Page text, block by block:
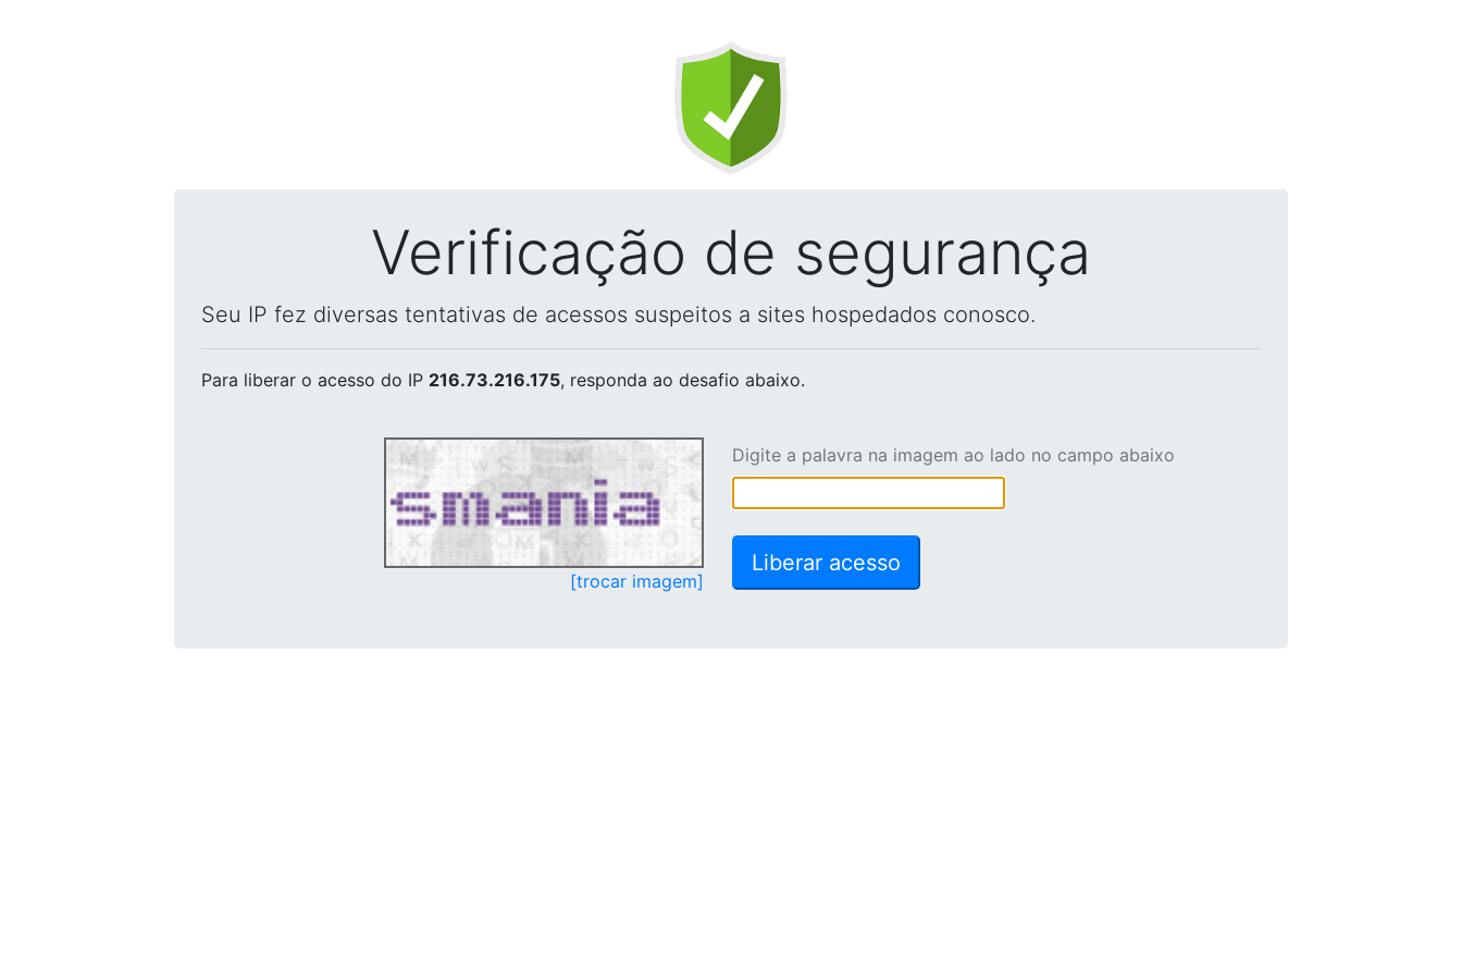
Verificação de segurança
Seu IP fez diversas tentativas de acessos suspeitos a sites hospedados conosco.
Para liberar o acesso do IP 216.73.216.175, responda ao desafio abaixo.
[trocar imagem]
Digite a palavra na imagem ao lado no campo abaixo